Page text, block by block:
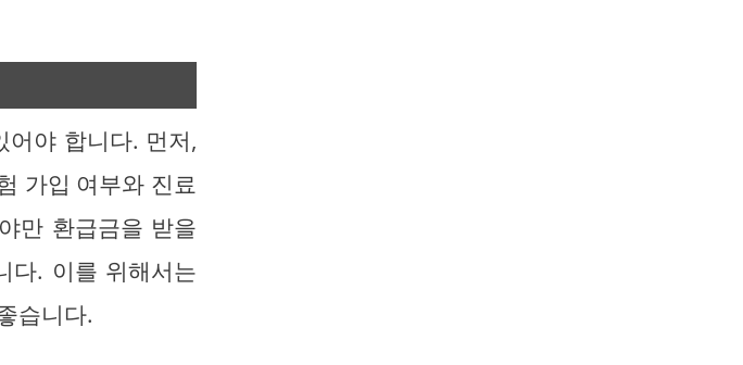
야 합니다. 먼저,
가입 여부와 진료
만 환급금을 받을
다. 이를 위해서는
습니다.